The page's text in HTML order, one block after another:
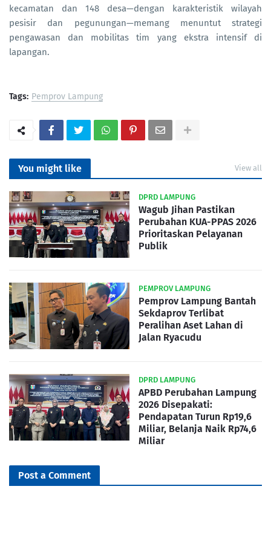
kecamatan dan 148 desa—dengan karakteristik wilayah
pesisir dan pegunungan—memang menuntut strategi
pengawasan dan mobilitas tim yang ekstra intensif di
lapangan.
Tags: Pemprov Lampung
You might like View all
DPRD LAMPUNG
Wagub Jihan Pastikan
Perubahan KUA-PPAS 2026
Prioritaskan Pelayanan
Publik
PEMPROV LAMPUNG
Pemprov Lampung Bantah
Sekdaprov Terlibat
Peralihan Aset Lahan di
Jalan Ryacudu
DPRD LAMPUNG
APBD Perubahan Lampung
2026 Disepakati:
Pendapatan Turun Rp19,6
Miliar, Belanja Naik Rp74,6
Miliar
Post a Comment